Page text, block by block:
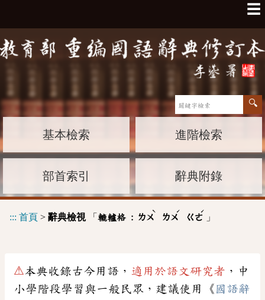
☰
基本檢索 進階檢索
部首索引 辭典附錄
::: 首頁 > 辭典檢視「 轆轤格 : ㄌㄨ
ˋ
ㄌㄨ
ˊ
ㄍㄜ
ˊ
」
⚠本典收錄古今用語， 適用於語文研究者 ，中
小學階段學習與一般民眾，建議使用《 國語辭